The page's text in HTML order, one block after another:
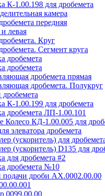
К-1.00.198 для дробемета
камера
передняя
левая
Круг
Сегмент круга
дробемета
дробемета
дробемета прямая
дробемета. Полукруг
дробемета
К-1.00.199 для дробемета
дробемета ЛП-1.00.101
Колесо КД-1.00.005 для
элеватора дробемета
(ускоритель) для
(ускоритель) D135 для
для дробемета #2
дробемета №10
подачи дроби АХ.0002.00.00
0099.00.00